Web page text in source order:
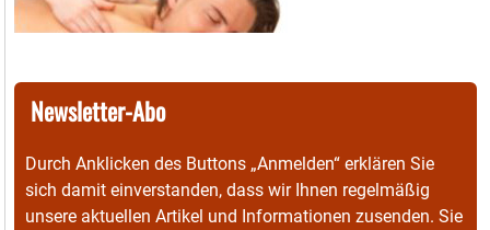
Newsletter-Abo
Durch Anklicken des Buttons „Anmelden“ erklären Sie
sich damit einverstanden, dass wir Ihnen regelmäßig
unsere aktuellen Artikel und Informationen zusenden. Sie